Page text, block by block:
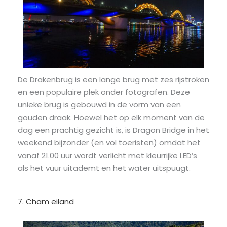
De Drakenbrug is een lange brug met zes rijstroken
en een populaire plek onder fotografen. Deze
unieke brug is gebouwd in de vorm van een
gouden draak. Hoewel het op elk moment van de
dag een prachtig gezicht is, is Dragon Bridge in het
weekend bijzonder (en vol toeristen) omdat het
vanaf 21.00 uur wordt verlicht met kleurrijke LED’s
als het vuur uitademt en het water uitspuugt.
7. Cham eiland